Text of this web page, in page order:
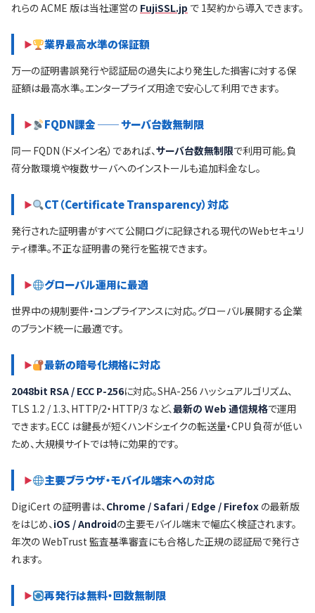
れらの ACME 版は当社運営の FujiSSL.jp で 1契約から導入できます。
業界最高水準の保証額
万一の証明書誤発行や認証局の過失により発生した損害に対する保
証額は最高水準。エンタープライズ用途で安心して利用できます。
FQDN課金 ── サーバ台数無制限
同一 FQDN（ドメイン名）であれば、サーバ台数無制限で利用可能。負
荷分散環境や複数サーバへのインストールも追加料金なし。
CT（Certificate Transparency）対応
発行された証明書がすべて公開ログに記録される現代のWebセキュリ
ティ標準。不正な証明書の発行を監視できます。
グローバル運用に最適
世界中の規制要件・コンプライアンスに対応。グローバル展開する企業
のブランド統一に最適です。
最新の暗号化規格に対応
2048bit RSA / ECC P-256に対応。SHA-256 ハッシュアルゴリズム、
TLS 1.2 / 1.3、HTTP/2・HTTP/3 など、最新の Web 通信規格で運用
できます。ECC は鍵長が短くハンドシェイクの転送量・CPU 負荷が低い
ため、大規模サイトでは特に効果的です。
主要ブラウザ・モバイル端末への対応
DigiCert の証明書は、Chrome / Safari / Edge / Firefox の最新版
をはじめ、iOS / Androidの主要モバイル端末で幅広く検証されます。
年次の WebTrust 監査基準審査にも合格した正規の認証局で発行さ
れます。
再発行は無料・回数無制限